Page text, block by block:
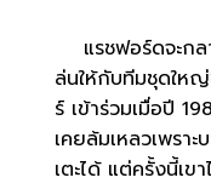
แรชฟอร์ดจะกล
ล่นให้กับทีมชุดให
ร์ เข้าร่วมเมื่อปี
เคยล้มเหลวเพราะ
เตะได้ แต่ครั้งนี้เข